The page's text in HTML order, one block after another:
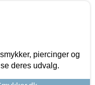
piercinger og
deres udvalg.